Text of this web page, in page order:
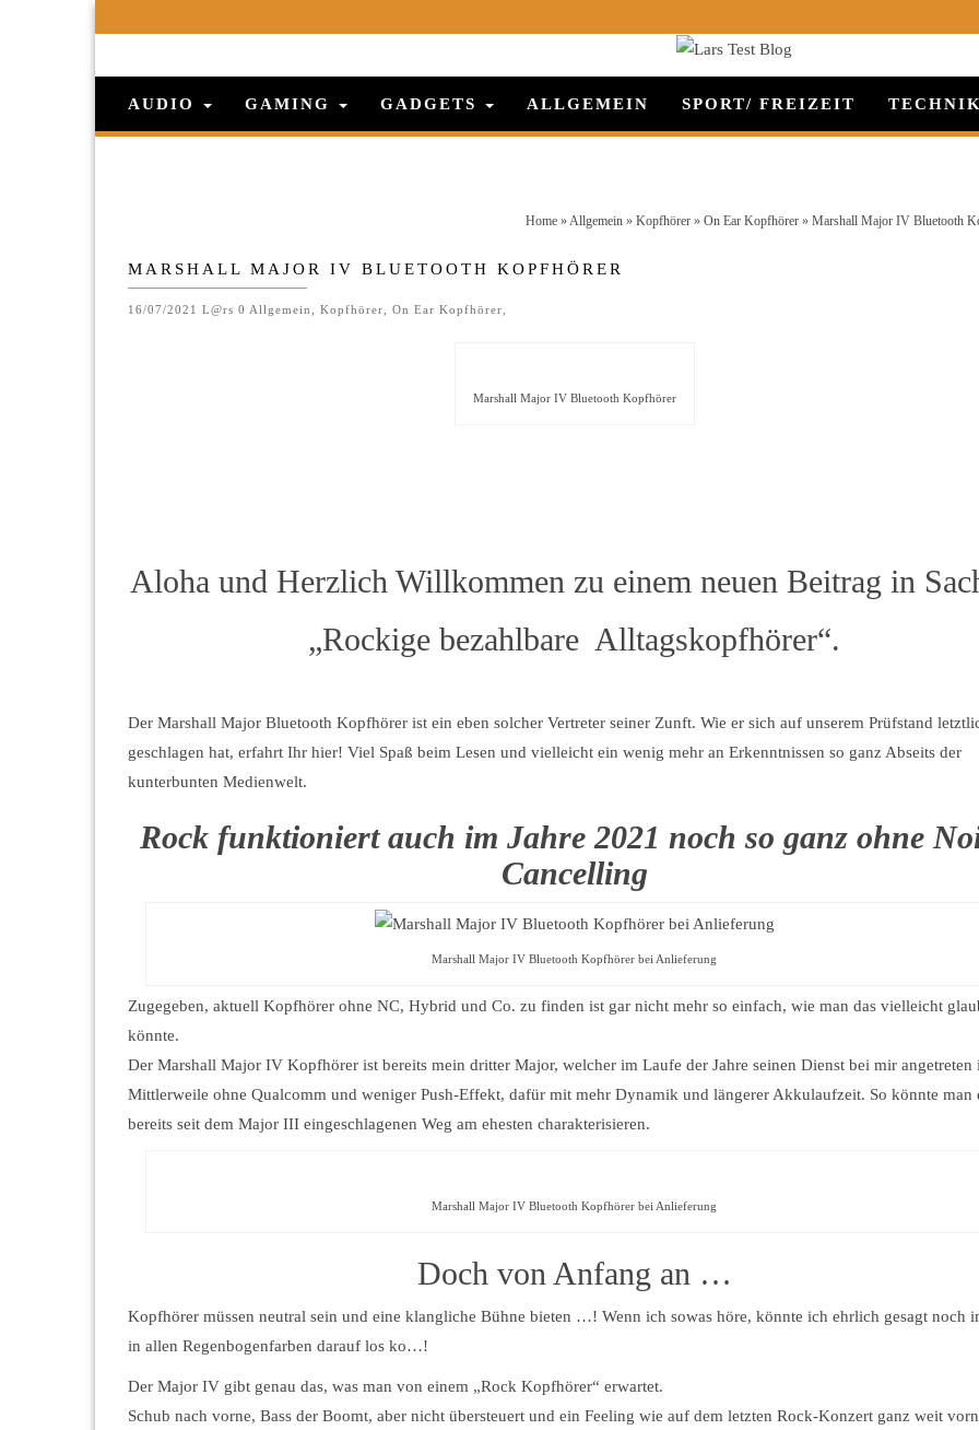
AUDIO GAMING GADGETS ALLGEMEIN SPORT/ FREIZEIT TECHNIK
Home»Allgemein» Kopfhörer» On Ear Kopfhörer» Marshall Major IV Bluetooth
MARSHALL MAJOR IV BLUETOOTH KOPFHÖRER
16/07/2021 L@rs 0 Allgemein Kopfhörer On Ear Kopfhörer
Marshall Major IV Bluetooth Kopfhörer
Aloha und Herzlich Willkommen zu einem neuen Beitrag in
„Rockige bezahlbare Alltagskopfhörer“.
Der Marshall Major Bluetooth Kopfhörer ist ein eben solcher Vertreter seiner Zunft. Wie er sich auf unserem Prüfstand
geschlagen hat, erfahrt Ihr hier! Viel Spaß beim Lesen und vielleicht ein wenig mehr an Erkenntnissen so ganz Abseits der
kunterbunten Medienwelt.
Rock funktioniert auch im Jahre 2021 noch so ganz ohne
Cancelling
Marshall Major IV Bluetooth Kopfhörer bei Anlieferung
Zugegeben, aktuell Kopfhörer ohne NC, Hybrid und Co. zu finden ist gar nicht mehr so einfach, wie man das vielleicht
könnte.
Der Marshall Major IV Kopfhörer ist bereits mein dritter Major, welcher im Laufe der Jahre seinen Dienst bei mir angetreten
Mittlerweile ohne Qualcomm und weniger Push-Effekt, dafür mit mehr Dynamik und längerer Akkulaufzeit. So könnte man
bereits seit dem Major III eingeschlagenen Weg am ehesten charakterisieren.
Marshall Major IV Bluetooth Kopfhörer bei Anlieferung
Doch von Anfang an …
Kopfhörer müssen neutral sein und eine klangliche Bühne bieten …! Wenn ich sowas höre, könnte ich ehrlich gesagt noch
in allen Regenbogenfarben darauf los ko…!
Der Major IV gibt genau das, was man von einem „Rock Kopfhörer“ erwartet.
Schub nach vorne, Bass der Boomt, aber nicht übersteuert und ein Feeling wie auf dem letzten Rock-Konzert ganz weit